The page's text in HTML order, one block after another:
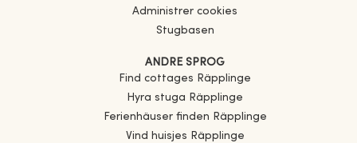
Administrer cookies
Stugbasen
ANDRE SPROG
Find cottages
Räpplinge
Hyra stuga
Räpplinge
Ferienhäuser finden
Räpplinge
Vind huisjes
Räpplinge